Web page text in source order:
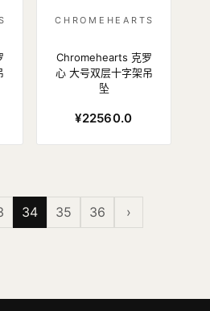
CHROMEHEARTS
Chromehearts 克罗
心 大号双层十字架吊
坠
¥22560.0
34 35 36 ›